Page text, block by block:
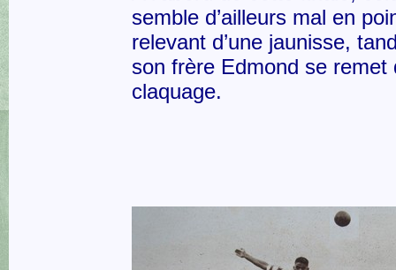
semble d’ailleurs mal en
relevant d’une jaunisse,
son frère Edmond se remet
claquage.